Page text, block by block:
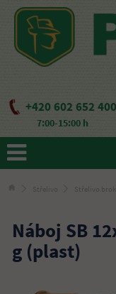
+420 602 652 400
7:00-15:00 h
Střelivo Střelivo
Náboj SB
g (plast)